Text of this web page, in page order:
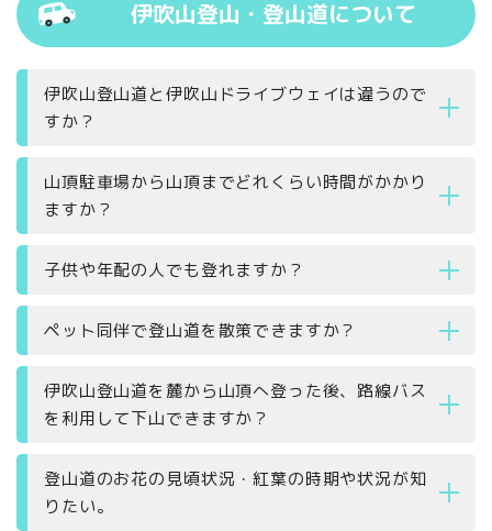
伊吹山登山・登山道について
伊吹山登山道と伊吹山ドライブウェイは違うので
すか？
山頂駐車場から山頂までどれくらい時間がかかり
ますか？
子供や年配の人でも登れますか？
ペット同伴で登山道を散策できますか？
伊吹山登山道を麓から山頂へ登った後、路線バス
を利用して下山できますか？
登山道のお花の見頃状況・紅葉の時期や状況が知
りたい。